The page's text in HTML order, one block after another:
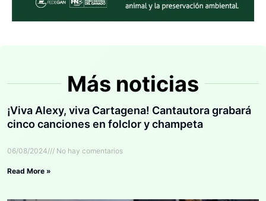
Más noticias
¡Viva Alexy, viva Cartagena! Cantautora grabará
cinco canciones en folclor y champeta
06/08/2024 No hay comentarios
Read More »